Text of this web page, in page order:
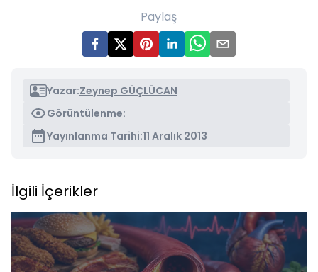
Paylaş
Yazar:Zeynep GÜÇLÜCAN
Görüntülenme:
Yayınlanma Tarihi:11 Aralık 2013
İlgili İçerikler